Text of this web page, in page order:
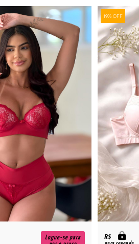
Logue-se para
19% OFF
R$